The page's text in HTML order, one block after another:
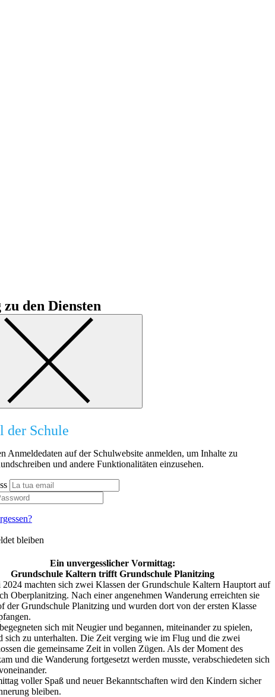
zu den Diensten
der Schule
Anmeldedaten auf der Schulwebsite anmelden, um Inhalte zu
und andere Funktionalitäten einzusehen.
bleiben
Ein unvergesslicher Vormittag:
Grundschule Kaltern trifft Grundschule Planitzing
machten sich zwei Klassen der Grundschule Kaltern Hauptort auf
Oberplanitzing. Nach einer angenehmen Wanderung erreichten sie
der Grundschule Planitzing und wurden dort von der ersten Klasse
sich mit Neugier und begannen, miteinander zu spielen,
sich zu unterhalten. Die Zeit verging wie im Flug und die zwei
die gemeinsame Zeit in vollen Zügen. Als der Moment des
und die Wanderung fortgesetzt werden musste, verabschiedeten sich
voller Spaß und neuer Bekanntschaften wird den Kindern sicher
bleiben.